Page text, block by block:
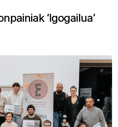
‘Igogailua’